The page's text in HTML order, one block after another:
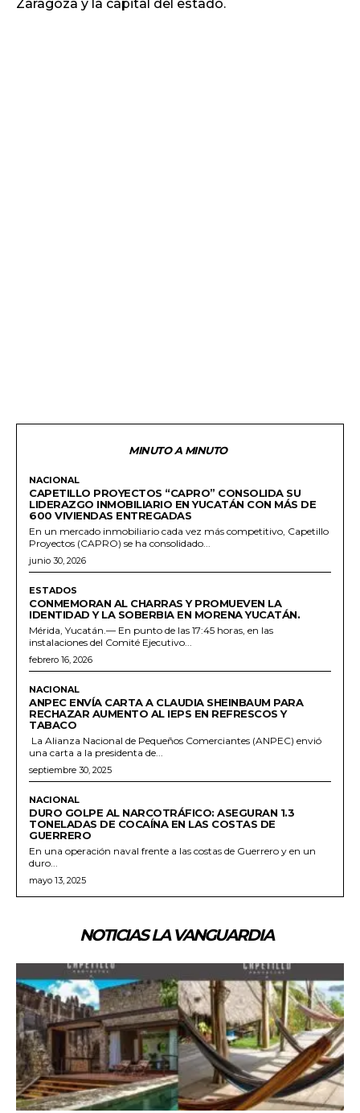
Zaragoza y la capital del estado.
MINUTO A MINUTO
NACIONAL
CAPETILLO PROYECTOS “CAPRO” CONSOLIDA SU
LIDERAZGO INMOBILIARIO EN YUCATÁN CON MÁS DE
600 VIVIENDAS ENTREGADAS
En un mercado inmobiliario cada vez más competitivo, Capetillo
Proyectos (CAPRO) se ha consolidado...
junio 30, 2026
ESTADOS
CONMEMORAN AL CHARRAS Y PROMUEVEN LA
IDENTIDAD Y LA SOBERBIA EN MORENA YUCATÁN.
Mérida, Yucatán.— En punto de las 17:45 horas, en las
instalaciones del Comité Ejecutivo...
febrero 16, 2026
NACIONAL
ANPEC ENVÍA CARTA A CLAUDIA SHEINBAUM PARA
RECHAZAR AUMENTO AL IEPS EN REFRESCOS Y
TABACO
La Alianza Nacional de Pequeños Comerciantes (ANPEC) envió
una carta a la presidenta de...
septiembre 30, 2025
NACIONAL
DURO GOLPE AL NARCOTRÁFICO: ASEGURAN 1.3
TONELADAS DE COCAÍNA EN LAS COSTAS DE
GUERRERO
En una operación naval frente a las costas de Guerrero y en un
duro...
mayo 13, 2025
NOTICIAS LA VANGUARDIA